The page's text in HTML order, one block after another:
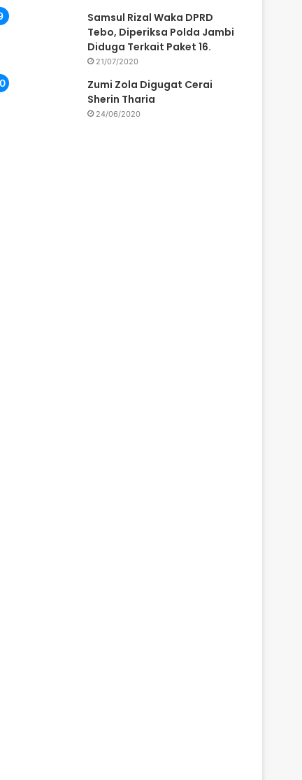
Samsul Rizal Waka DPRD
Tebo, Diperiksa Polda Jambi
Diduga Terkait Paket 16.
21/07/2020
Zumi Zola Digugat Cerai
Sherin Tharia
24/06/2020